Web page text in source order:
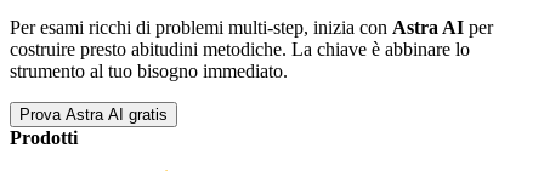
Per esami ricchi di problemi multi-step, inizia con Astra AI per
costruire presto abitudini metodiche. La chiave è abbinare lo
strumento al tuo bisogno immediato.
Prova Astra AI gratis
Prodotti